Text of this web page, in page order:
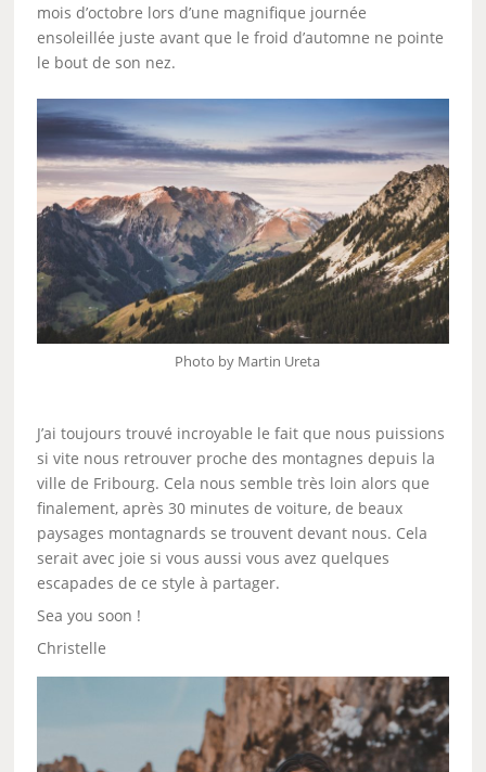
mois d’octobre lors d’une magnifique journée
ensoleillée juste avant que le froid d’automne ne pointe
le bout de son nez.
Photo by Martin Ureta
J’ai toujours trouvé incroyable le fait que nous puissions
si vite nous retrouver proche des montagnes depuis la
ville de Fribourg. Cela nous semble très loin alors que
finalement, après 30 minutes de voiture, de beaux
paysages montagnards se trouvent devant nous. Cela
serait avec joie si vous aussi vous avez quelques
escapades de ce style à partager.
Sea you soon !
Christelle